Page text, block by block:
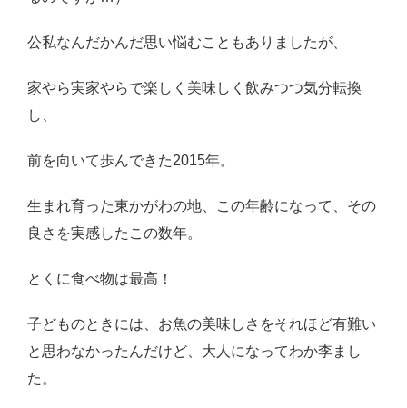
公私なんだかんだ思い悩むこともありましたが、
家やら実家やらで楽しく美味しく飲みつつ気分転換
し、
前を向いて歩んできた2015年。
生まれ育った東かがわの地、この年齢になって、その
良さを実感したこの数年。
とくに食べ物は最高！
子どものときには、お魚の美味しさをそれほど有難い
と思わなかったんだけど、大人になってわか李まし
た。